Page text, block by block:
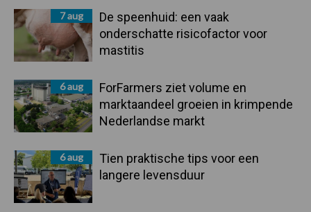
7 aug
De speenhuid: een vaak
onderschatte risicofactor voor
mastitis
6 aug
ForFarmers ziet volume en
marktaandeel groeien in krimpende
Nederlandse markt
6 aug
Tien praktische tips voor een
langere levensduur